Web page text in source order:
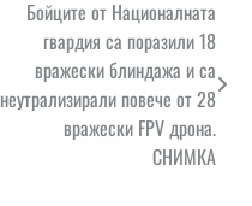
Бойците от Националната
гвардия са поразили 18
вражески блиндажа и са
неутрализирали повече от 28
вражески FPV дрона.
СНИМКА